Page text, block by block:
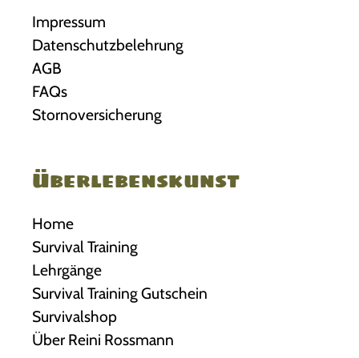
Impressum
Datenschutzbelehrung
AGB
FAQs
Stornoversicherung
Überlebenskunst
Home
Survival Training
Lehrgänge
Survival Training Gutschein
Survivalshop
Über Reini Rossmann